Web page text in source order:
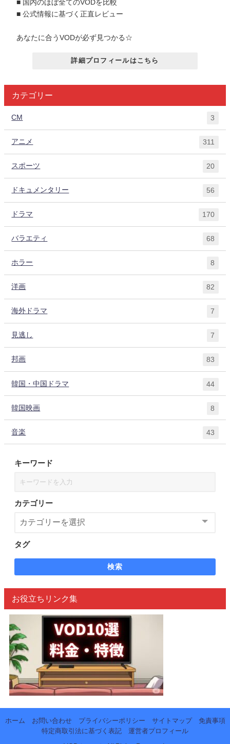
■ 国内のほぼ全てのVODを比較
■ 公式情報に基づく正直レビュー
あなたに合うVODが必ず見つかる☆
詳細プロフィールはこちら
カテゴリー
CM 3
アニメ 311
スポーツ 20
ドキュメンタリー 56
ドラマ 170
バラエティ 68
ホラー 8
洋画 82
海外ドラマ 7
見逃し 7
邦画 83
韓国・中国ドラマ 44
韓国映画 8
音楽 43
キーワード
カテゴリー
タグ
検索
お役立ちリンク集
ホーム お問い合わせ プライバシーポリシー サイトマップ
免責事項
特定商取引法に基づく表記
運営者プロフィール